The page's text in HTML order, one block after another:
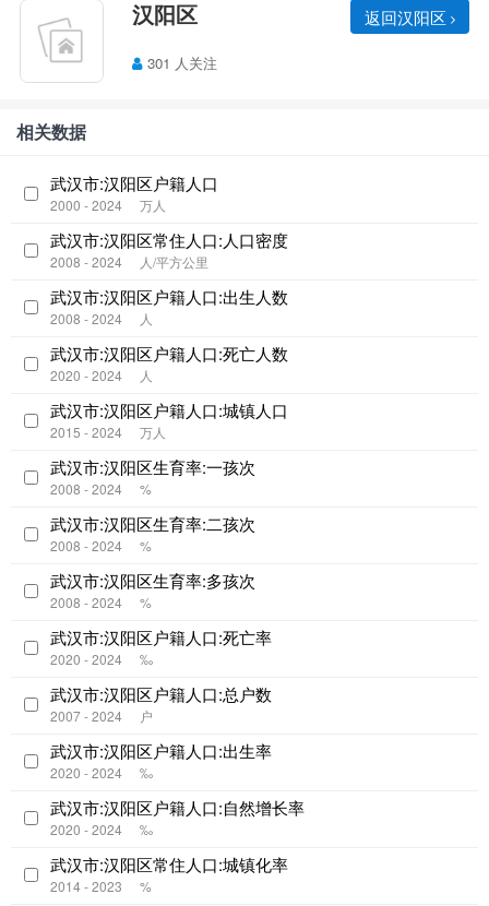
汉阳区 返回汉阳区
301 人关注
相关数据
武汉市:汉阳区户籍人口
2000 - 2024 万人
武汉市:汉阳区常住人口:人口密度
2008 - 2024 人/平方公里
武汉市:汉阳区户籍人口:出生人数
2008 - 2024 人
武汉市:汉阳区户籍人口:死亡人数
2020 - 2024 人
武汉市:汉阳区户籍人口:城镇人口
2015 - 2024 万人
武汉市:汉阳区生育率:一孩次
2008 - 2024 %
武汉市:汉阳区生育率:二孩次
2008 - 2024 %
武汉市:汉阳区生育率:多孩次
2008 - 2024 %
武汉市:汉阳区户籍人口:死亡率
2020 - 2024 ‰
武汉市:汉阳区户籍人口:总户数
2007 - 2024 户
武汉市:汉阳区户籍人口:出生率
2020 - 2024 ‰
武汉市:汉阳区户籍人口:自然增长率
2020 - 2024 ‰
武汉市:汉阳区常住人口:城镇化率
2014 - 2023 %